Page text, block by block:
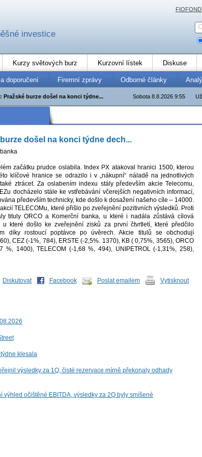
investice
Kurzy světových burz Kurzovní lístek Diskuse
doporučení Firemní zprávy Odborné články
Sobota 8.8.2026 9:55
Pražské burze došel na konci týdne...
došel na konci týdne dech...
začátku prudce oslabila. Index PX atakoval hranici 1500, kterou
klíčové hranice se odrazilo i v „nákupní“ náladě na jednotlivých
ztrácet. Za oslabením indexu stály především akcie Telecomu,
docházelo stále ke vstřebávání včerejších negativních informací,
především technicky, kde došlo k dosažení našeho cíle – 14000.
TELECOMu, které přišlo po zveřejnění pozitivních výsledků. Proti
tituly ORCO a Komerční banka, u které i nadála zůstává cílová
které došlo ke zveřejnění zisků za první čtvrtletí, které předčilo
díky rostoucí poptávce po úvěrech. Akcie titulů se obchodují
CEZ (-1%, 784), ERSTE (-2,5%. 1370), KB ( 0,75%, 3565), ORCO
%, 1400), TELECOM (-1,68 %, 494), UNIPETROL (-1,31%, 258),
Diskutovat Facebook Poslat emailem Vytisknout
klesala
výsledky za 1Q, čisté rezervace mírně překonaly odhady
výhled očištěné EBITDA, výsledky za 2Q byly smíšené